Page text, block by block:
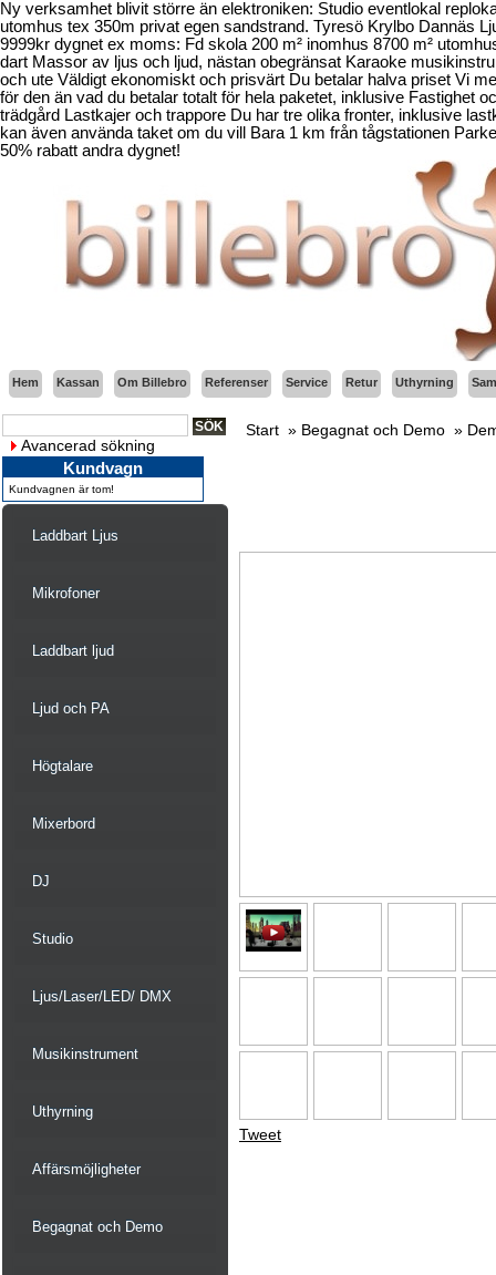
Ny verksamhet blivit större än elektroniken: Studio eventlokal
utomhus tex 350m privat egen sandstrand. Tyresö Krylbo Dannäs
9999kr dygnet ex moms: Fd skola 200 m² inomhus 8700 m²
dart Massor av ljus och ljud, nästan obegränsat Karaoke
och ute Väldigt ekonomiskt och prisvärt Du betalar halva priset Vi
för den än vad du betalar totalt för hela paketet, inklusive Fastighet
trädgård Lastkajer och trappore Du har tre olika fronter, inklusive
kan även använda taket om du vill Bara 1 km från tågstationen
50% rabatt andra dygnet!
Hem Kassan Om Billebro Referenser Service Retur Uthyrning
Avancerad sökning
Kundvagn
Kundvagnen är tom!
Laddbart Ljus
Mikrofoner
Laddbart ljud
Ljud och PA
Högtalare
Mixerbord
DJ
Studio
Ljus/Laser/LED/ DMX
Musikinstrument
Uthyrning
Affärsmöjligheter
Begagnat och Demo
Start » Begagnat och Demo »
Tweet